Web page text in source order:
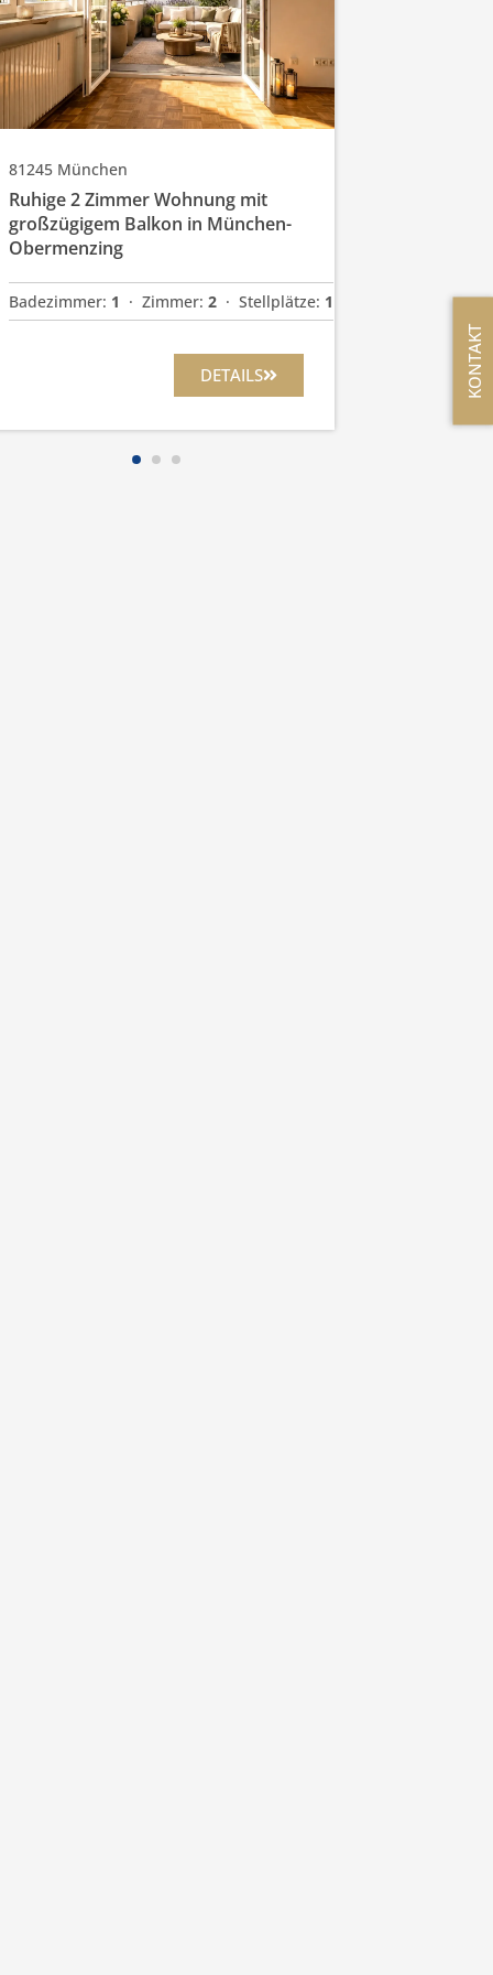
KONTAKT
81245München
Ruhige 2 Zimmer Wohnung mit
großzügigem Balkon in München-
Obermenzing
Badezimmer: 1 · Zimmer: 2 · Stellplätze: 1
DETAILS